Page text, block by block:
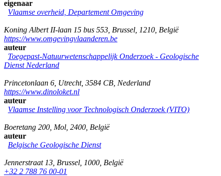
eigenaar
Vlaamse overheid, Departement Omgeving
Koning Albert II-laan 15 bus 553 Brussel 1210 België
https://www.omgevingvlaanderen.be
auteur
Toegepast-Natuurwetenschappelijk Onderzoek - Geologische
Dienst Nederland
Princetonlaan 6 Utrecht, 3584 CB Nederland
https://www.dinoloket.nl
auteur
Vlaamse Instelling voor Technologisch Onderzoek (VITO)
Boeretang 200 Mol 2400 België
auteur
Belgische Geologische Dienst
Jennerstraat 13 Brussel 1000 België
+32 2 788 76 00-01